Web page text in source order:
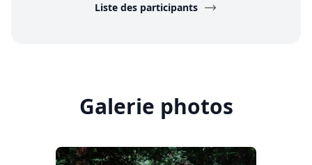
Liste des participants
Galerie photos